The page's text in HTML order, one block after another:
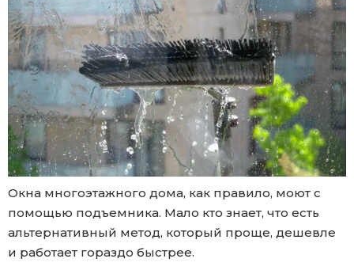
Окна многоэтажного дома, как правило, моют с
помощью подъемника. Мало кто знает, что есть
альтернативный метод, который проще, дешевле
и работает гораздо быстрее.